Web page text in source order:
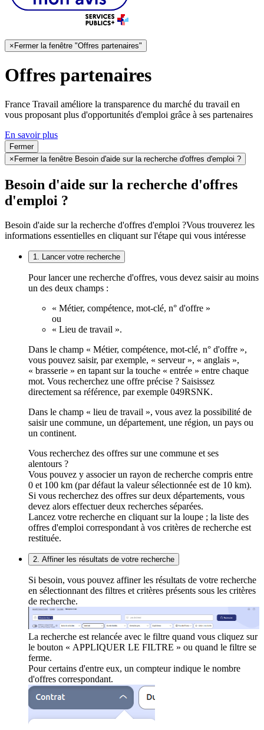
× Fermer la fenêtre "Offres partenaires"
Offres partenaires
France Travail améliore la transparence du marché du travail en
vous proposant plus d'opportunités d'emploi grâce à ses partenaires
En savoir plus
Fermer
×Fermer la fenêtre Besoin d'aide sur la recherche d'offres d'emploi ?
Besoin d'aide sur la recherche d'offres
d'emploi ?
Besoin d'aide sur la recherche d'offres d'emploi ?Vous trouverez les
informations essentielles en cliquant sur l'étape qui vous intéresse
1. Lancer votre recherche
Pour lancer une recherche d'offres, vous devez saisir au moins
un des deux champs :
« Métier, compétence, mot-clé, n° d'offre »
ou
« Lieu de travail ».
Dans le champ « Métier, compétence, mot-clé, n° d'offre »,
vous pouvez saisir, par exemple, « serveur », « anglais »,
« brasserie » en tapant sur la touche « entrée » entre chaque
mot. Vous recherchez une offre précise ? Saisissez
directement sa référence, par exemple 049RSNK.
Dans le champ « lieu de travail », vous avez la possibilité de
saisir une commune, un département, une région, un pays ou
un continent.
Vous recherchez des offres sur une commune et ses
alentours ?
Vous pouvez y associer un rayon de recherche compris entre
0 et 100 km (par défaut la valeur sélectionnée est de 10 km).
Si vous recherchez des offres sur deux départements, vous
devez alors effectuer deux recherches séparées.
Lancez votre recherche en cliquant sur la loupe ; la liste des
offres d'emploi correspondant à vos critères de recherche est
restituée.
2. Affiner les résultats de votre recherche
Si besoin, vous pouvez affiner les résultats de votre recherche
en sélectionnant des filtres et critères présents sous les critères
de recherche.
La recherche est relancée avec le filtre quand vous cliquez sur
le bouton « APPLIQUER LE FILTRE » ou quand le filtre se
ferme.
Pour certains d'entre eux, un compteur indique le nombre
d'offres correspondant.